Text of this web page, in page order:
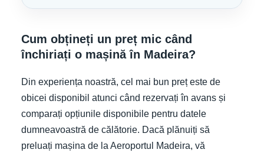
Cum obțineți un preț mic când
închiriați o mașină în Madeira?
Din experiența noastră, cel mai bun preț este de
obicei disponibil atunci când rezervați în avans și
comparați opțiunile disponibile pentru datele
dumneavoastră de călătorie. Dacă plănuiți să
preluați mașina de la Aeroportul Madeira, vă